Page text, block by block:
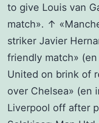
to give Louis van
match». ↑
striker Javier
friendly match»
United on brink of
over Chelsea» (en
Liverpool off after